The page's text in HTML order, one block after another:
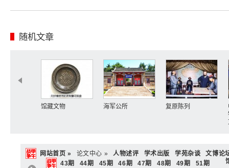
随机文章
馆藏文物 海军公所 复原陈列
网站首页 » 论文中心 » 人物述评 学术出版 学苑杂谈
文博论
43期 44期 45期 46期 47期 48期 49期 51期